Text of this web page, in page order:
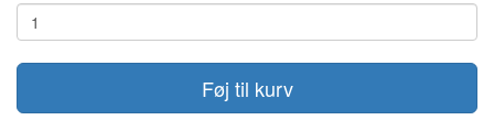
Føj til kurv